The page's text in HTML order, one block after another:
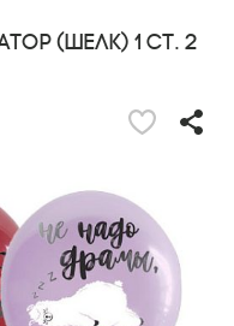
(шелк) 1 ст. 2